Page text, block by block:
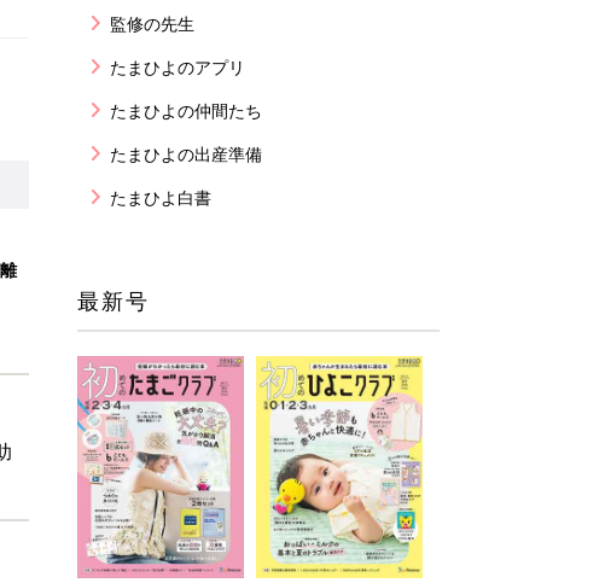
監修の先生
たまひよのアプリ
たまひよの仲間たち
たまひよの出産準備
たまひよ白書
最新号